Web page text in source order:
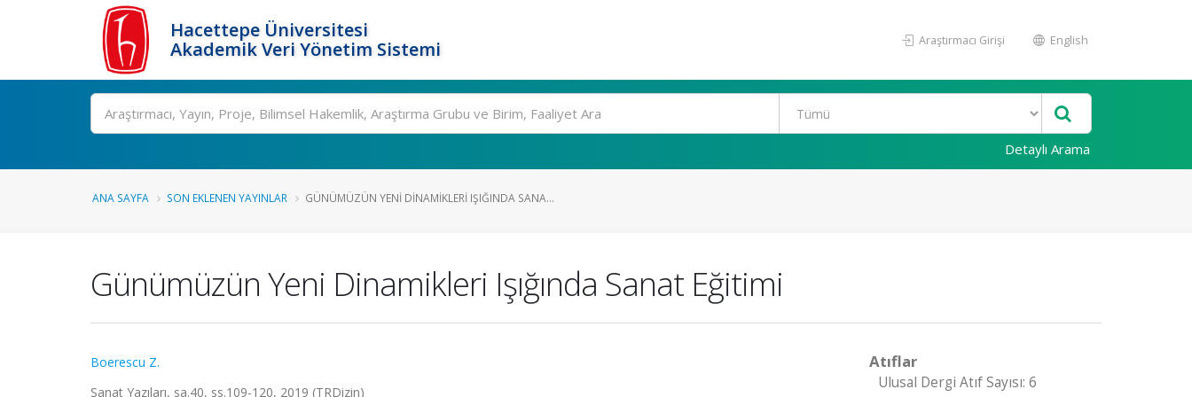
Hacettepe Üniversitesi
Akademik Veri Yönetim Sistemi
Araştırmacı Girişi English
Ara
Detaylı Arama
ANA SAYFA SON EKLENEN YAYINLAR GÜNÜMÜZÜN YENI DINAMIKLERI IŞIĞINDA SANA...
Günümüzün Yeni Dinamikleri Işığında Sanat Eğitimi
Boerescu Z.
Sanat Yazıları, sa.40, ss.109-120, 2019 (TRDizin)
Atıflar
Ulusal Dergi Atıf Sayısı: 6